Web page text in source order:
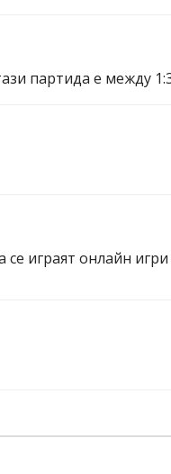
партида е между
играят онлайн